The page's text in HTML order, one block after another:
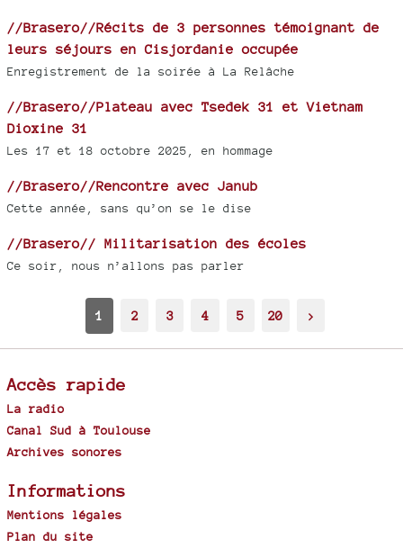
//Brasero//Récits de 3 personnes témoignant de
leurs séjours en Cisjordanie occupée
Enregistrement de la soirée à La Relâche
//Brasero//Plateau avec Tsedek 31 et Vietnam
Dioxine 31
Les 17 et 18 octobre 2025, en hommage
//Brasero//Rencontre avec Janub
Cette année, sans qu’on se le dise
//Brasero// Militarisation des écoles
Ce soir, nous n’allons pas parler
1 2 3 4 5 20 >
Accès rapide
La radio
Canal Sud à Toulouse
Archives sonores
Informations
Mentions légales
Plan du site